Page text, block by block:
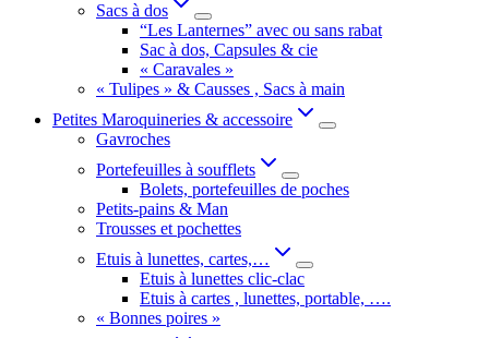
Sacs à dos
“Les Lanternes” avec ou sans rabat
Sac à dos, Capsules & cie
« Caravales »
« Tulipes » & Causses , Sacs à main
Petites Maroquineries & accessoire
Gavroches
Portefeuilles à soufflets
Bolets, portefeuilles de poches
Petits-pains & Man
Trousses et pochettes
Etuis à lunettes, cartes,…
Etuis à lunettes clic-clac
Etuis à cartes , lunettes, portable, ….
« Bonnes poires »